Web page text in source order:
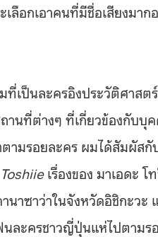
ลือกเอาคนที่มีชื่อเสียงมาก
ที่เป็นละครอิงประวัติศาส
ถานที่ต่างๆ ที่เกี่ยวข้องกับ
ามรอยละคร ผมได้สัมผัส
เรื่องของ มาเอดะ
นาซาว่าในจังหวัดอิชิกะว
ละครชาวญี่ปุ่นแห่ไปตามร